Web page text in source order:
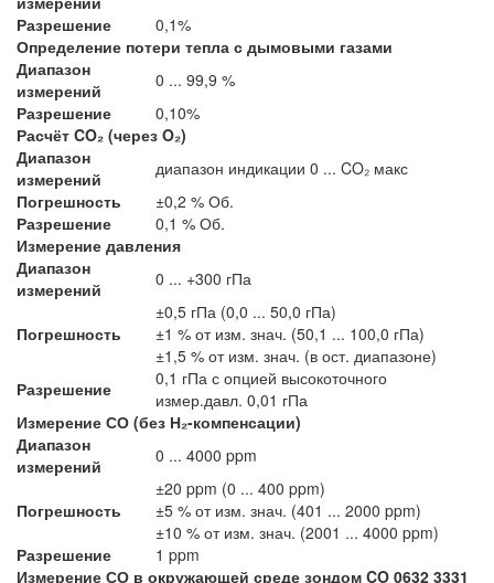
Разрешение
0,1%
Определение потери тепла с дымовыми газами
Диапазон
измерений
0 ... 99,9 %
Разрешение
0,10%
Расчёт CO₂ (через O₂)
Диапазон
измерений
диапазон индикации 0 ... CO₂ макс
Погрешность
±0,2 % Об.
Разрешение
0,1 % Об.
Измерение давления
Диапазон
измерений
0 ... +300 гПа
Погрешность
±0,5 гПа (0,0 ... 50,0 гПа)
±1 % от изм. знач. (50,1 ... 100,0 гПа)
±1,5 % от изм. знач. (в ост. диапазоне)
Разрешение
0,1 гПа с опцией высокоточного
измер.давл. 0,01 гПа
Измерение СО (без Н₂-компенсации)
Диапазон
измерений
0 ... 4000 ppm
Погрешность
±20 ppm (0 ... 400 ppm)
±5 % от изм. знач. (401 ... 2000 ppm)
±10 % от изм. знач. (2001 ... 4000 ppm)
Разрешение
1 ppm
Измерение СО в окружающей среде зондом CO 0632 3331